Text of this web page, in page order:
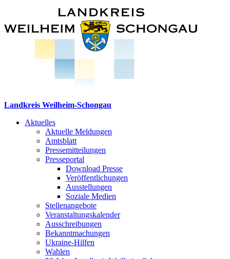
Landkreis Weilheim-Schongau
Aktuelles
Aktuelle Meldungen
Amtsblatt
Pressemitteilungen
Presseportal
Download Presse
Veröffentlichungen
Ausstellungen
Soziale Medien
Stellenangebote
Veranstaltungskalender
Ausschreibungen
Bekanntmachungen
Ukraine-Hilfen
Wahlen